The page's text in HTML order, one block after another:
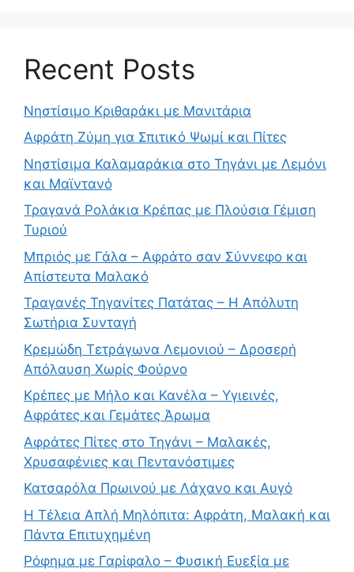
Recent Posts
Νηστίσιμο Κριθαράκι με Μανιτάρια
Αφράτη Ζύμη για Σπιτικό Ψωμί και Πίτες
Νηστίσιμα Καλαμαράκια στο Τηγάνι με Λεμόνι
και Μαϊντανό
Τραγανά Ρολάκια Κρέπας με Πλούσια Γέμιση
Τυριού
Μπριός με Γάλα – Αφράτο σαν Σύννεφο και
Απίστευτα Μαλακό
Τραγανές Τηγανίτες Πατάτας – Η Απόλυτη
Σωτήρια Συνταγή
Κρεμώδη Τετράγωνα Λεμονιού – Δροσερή
Απόλαυση Χωρίς Φούρνο
Κρέπες με Μήλο και Κανέλα – Υγιεινές,
Αφράτες και Γεμάτες Άρωμα
Αφράτες Πίτες στο Τηγάνι – Μαλακές,
Χρυσαφένιες και Πεντανόστιμες
Κατσαρόλα Πρωινού με Λάχανο και Αυγό
Η Τέλεια Απλή Μηλόπιτα: Αφράτη, Μαλακή και
Πάντα Επιτυχημένη
Ρόφημα με Γαρίφαλο – Φυσική Ευεξία με